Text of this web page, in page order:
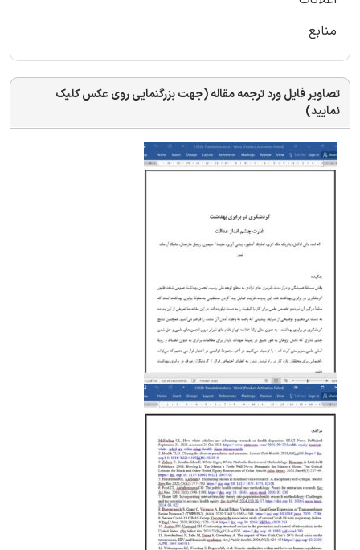
منابع
تصاویر فایل ورد ترجمه مقاله (جهت بزرگنمایی روی عکس کلیک
نمایید)